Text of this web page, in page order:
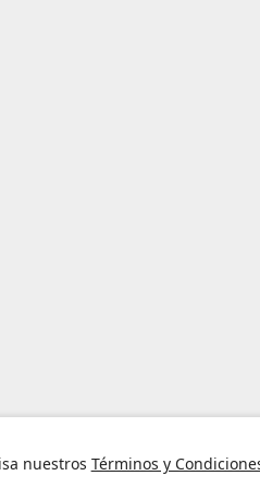
condiciones
nuestros Términos y